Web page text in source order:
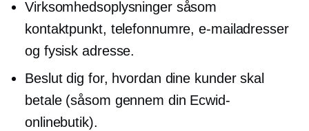
Virksomhedsoplysninger såsom
kontaktpunkt, telefonnumre, e-mailadresser
og fysisk adresse.
Beslut dig for, hvordan dine kunder skal
betale (såsom gennem din Ecwid-
onlinebutik).